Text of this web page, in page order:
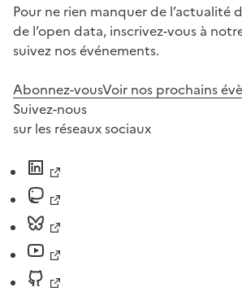
Pour ne rien manquer de l’actualité
de l’open data, inscrivez-vous à
suivez nos événements.
Abonnez-vousVoir nos prochains
Suivez-nous
sur les réseaux sociaux